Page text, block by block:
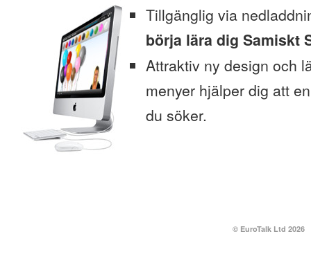
Tillgänglig via
börja lära dig Samiskt
Attraktiv ny design och
menyer hjälper dig att
du söker.
© EuroTalk Ltd 2026